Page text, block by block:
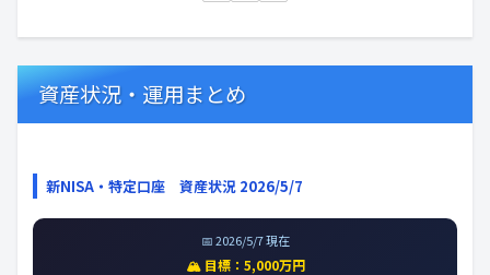
資産状況・運用まとめ
新NISA・特定口座 資産状況 2026/5/7
📅 2026/5/7 現在
🏔️ 目標：5,000万円